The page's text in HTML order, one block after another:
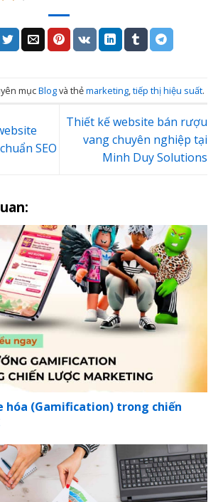
mụcBlogvà thẻmarketing,tiếp thị hiệu suất.
SEO
Thiết kế website bán rượu
vang chuyên nghiệp tại
Minh Duy Solutions
hóa (Gamification) trong chiến